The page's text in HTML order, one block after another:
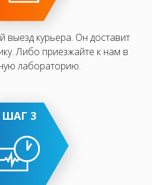
выезд курьера. Он доставит
Либо приезжайте к нам в
лабораторию.
ШАГ 3